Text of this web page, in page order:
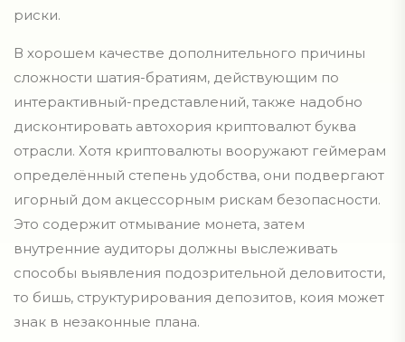
риски.
В хорошем качестве дополнительного причины
сложности шатия-братиям, действующим по
интерактивный-представлений, также надобно
дисконтировать автохория криптовалют буква
отрасли. Хотя криптовалюты вооружают геймерам
определённый степень удобства, они подвергают
игорный дом акцессорным рискам безопасности.
Это содержит отмывание монета, затем
внутренние аудиторы должны выслеживать
способы выявления подозрительной деловитости,
то бишь, структурирования депозитов, коия может
знак в незаконные плана.